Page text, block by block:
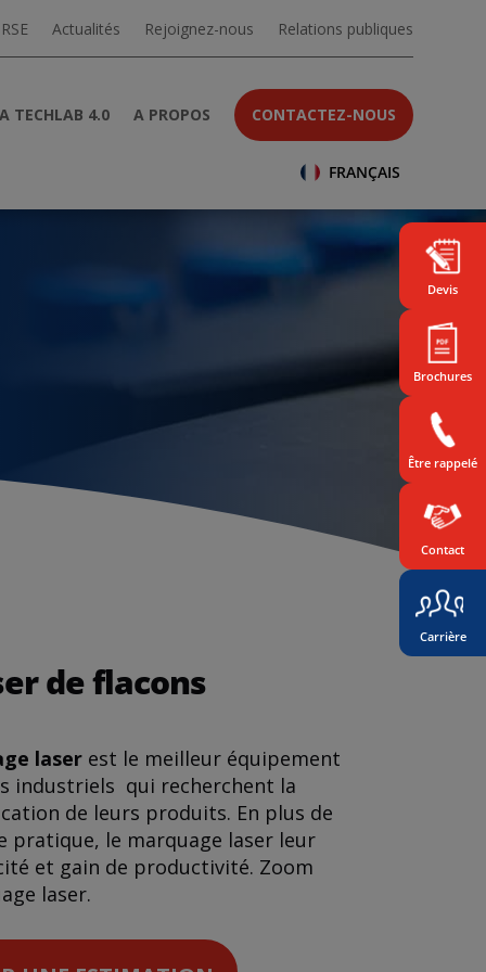
Actualités Rejoignez-nous Relations publiques
TECHLAB 4.0 A PROPOS CONTACTEZ-NOUS
FRANÇAIS
de flacons
laser est le meilleur équipement
industriels qui recherchent la
de leurs produits. En plus de
pratique, le marquage laser leur
et gain de productivité. Zoom
laser.
Devis
Brochures
Être rappelé
Contact
Carrière